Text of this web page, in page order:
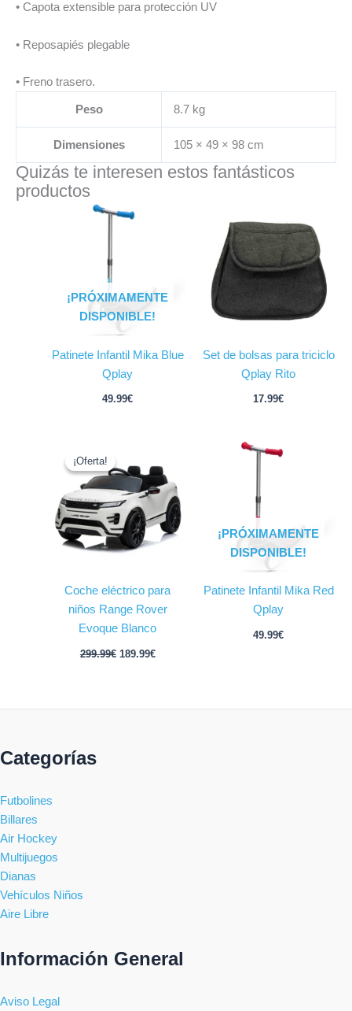
• Capota extensible para protección UV
• Reposapiés plegable
• Freno trasero.
Peso 8.7 kg
Dimensiones 105 × 49 × 98 cm
Quizás te interesen estos fantásticos
productos
¡PRÓXIMAMENTE
DISPONIBLE!
Patinete Infantil Mika Blue
Qplay
49.99€
Set de bolsas para triciclo
Qplay Rito
17.99€
¡Oferta!
¡Oferta!
Coche eléctrico para
niños Range Rover
Evoque Blanco
299.99€
original
299.99€.
189.99€
actual
es:
189.99€.
¡PRÓXIMAMENTE
DISPONIBLE!
Patinete Infantil Mika Red
Qplay
49.99€
Categorías
Futbolines
Billares
Air Hockey
Multijuegos
Dianas
Vehículos Niños
Aire Libre
Información General
Aviso Legal